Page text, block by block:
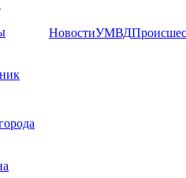
НовостиУМВД